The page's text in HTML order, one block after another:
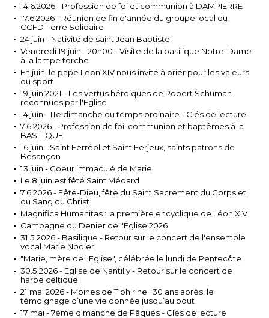
14.6.2026 - Profession de foi et communion à DAMPIERRE
17.6.2026 - Réunion de fin d'année du groupe local du
CCFD-Terre Solidaire
24 juin - Nativité de saint Jean Baptiste
Vendredi 19 juin - 20h00 - Visite de la basilique Notre-Dame
à la lampe torche
En juin, le pape Leon XIV nous invite à prier pour les valeurs
du sport
19 juin 2021 - Les vertus héroïques de Robert Schuman
reconnues par l'Eglise
14 juin - 11e dimanche du temps ordinaire - Clés de lecture
7.6.2026 - Profession de foi, communion et baptêmes à la
BASILIQUE
16 juin - Saint Ferréol et Saint Ferjeux, saints patrons de
Besançon
13 juin - Coeur immaculé de Marie
Le 8 juin est fêté Saint Médard
7.6.2026 - Fête-Dieu, fête du Saint Sacrement du Corps et
du Sang du Christ
Magnifica Humanitas : la première encyclique de Léon XIV
Campagne du Denier de l'Église 2026
31.5.2026 - Basilique - Retour sur le concert de l'ensemble
vocal Marie Nodier
"Marie, mère de l'Eglise", célébrée le lundi de Pentecôte
30.5.2026 - Eglise de Nantilly - Retour sur le concert de
harpe celtique
21 mai 2026 - Moines de Tibhirine : 30 ans après, le
témoignage d’une vie donnée jusqu’au bout
17 mai - 7ème dimanche de Pâques - Clés de lecture